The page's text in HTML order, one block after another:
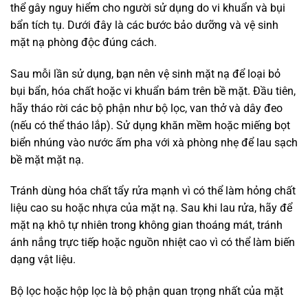
thể gây nguy hiểm cho người sử dụng do vi khuẩn và bụi
bẩn tích tụ. Dưới đây là các bước bảo dưỡng và vệ sinh
mặt nạ phòng độc đúng cách.
Sau mỗi lần sử dụng, bạn nên vệ sinh mặt nạ để loại bỏ
bụi bẩn, hóa chất hoặc vi khuẩn bám trên bề mặt. Đầu tiên,
hãy tháo rời các bộ phận như bộ lọc, van thở và dây đeo
(nếu có thể tháo lắp). Sử dụng khăn mềm hoặc miếng bọt
biển nhúng vào nước ấm pha với xà phòng nhẹ để lau sạch
bề mặt mặt nạ.
Tránh dùng hóa chất tẩy rửa mạnh vì có thể làm hỏng chất
liệu cao su hoặc nhựa của mặt nạ. Sau khi lau rửa, hãy để
mặt nạ khô tự nhiên trong không gian thoáng mát, tránh
ánh nắng trực tiếp hoặc nguồn nhiệt cao vì có thể làm biến
dạng vật liệu.
Bộ lọc hoặc hộp lọc là bộ phận quan trọng nhất của mặt